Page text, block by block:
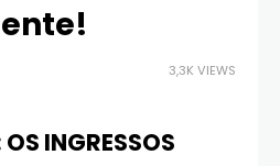
3,3K VIEWS
INGRESSOS